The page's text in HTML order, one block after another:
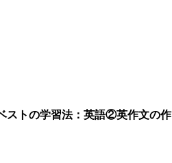
ストの学習法：英語②英作文の作